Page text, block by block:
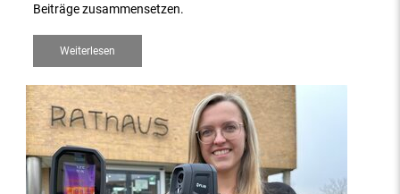
Beiträge zusammensetzen.
Weiterlesen